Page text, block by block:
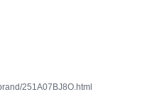
251A07BJ8O.html